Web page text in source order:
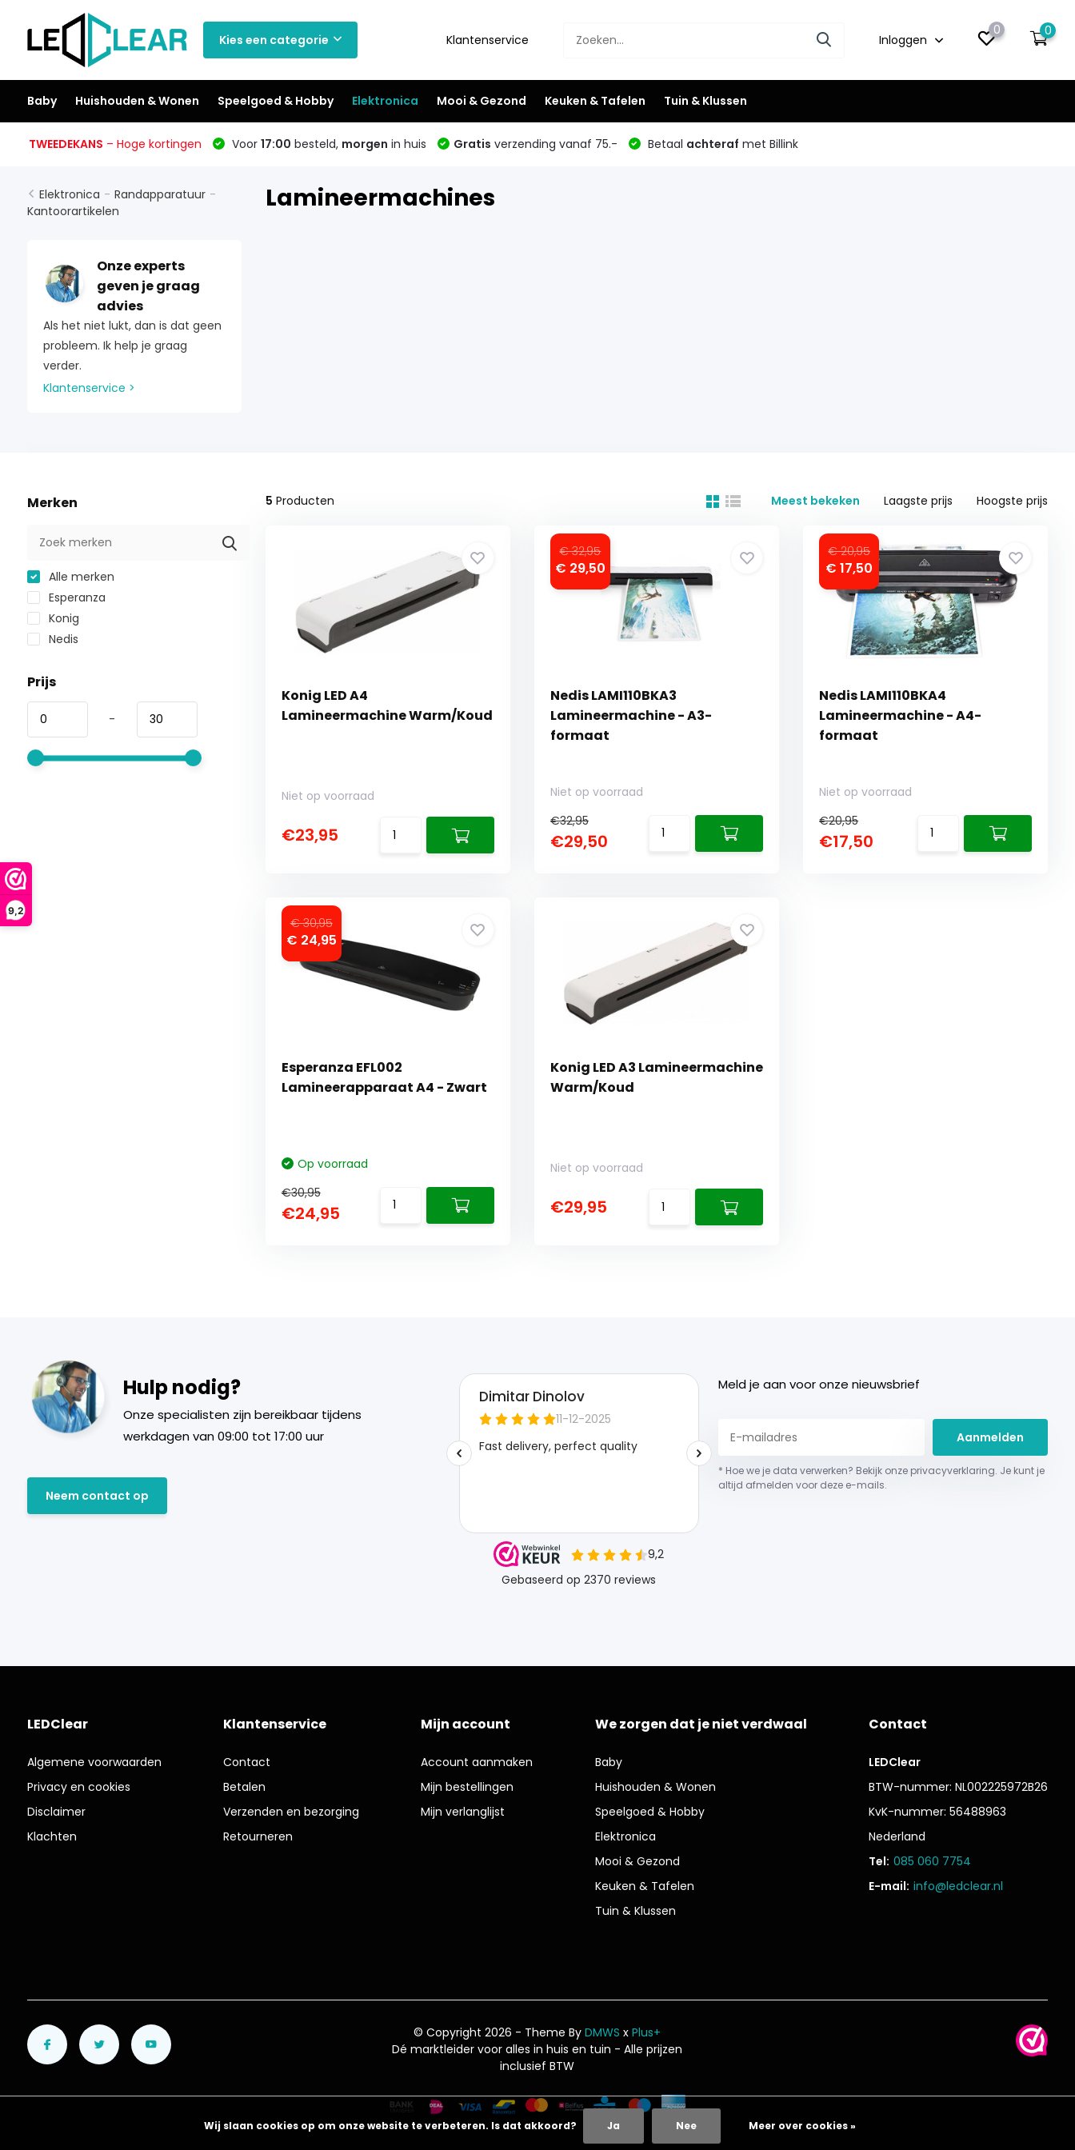
9,2
Kies een categorie Klantenservice Inloggen
0 0
Baby Huishouden & Wonen Speelgoed & Hobby Elektronica Mooi & Gezond Keuken & Tafelen Tuin & Klussen
TWEEDEKANS – Hoge kortingen Voor 17:00 besteld, morgen in huis Gratis verzending vanaf 75.- Betaal achteraf met Billink
Elektronica - Randapparatuur -
Kantoorartikelen
Onze experts
geven je graag
advies
Als het niet lukt, dan is dat geen
probleem. Ik help je graag
verder.
Klantenservice >
Lamineermachines
Merken
Alle merken
Esperanza
Konig
Nedis
Prijs
-
5 Producten Meest bekeken Laagste prijs Hoogste prijs
Konig LED A4
Lamineermachine Warm/Koud
Niet op voorraad
€23,95
€ 32,95
€ 29,50
Nedis LAMI110BKA3
Lamineermachine - A3-
formaat
Niet op voorraad
€32,95
€29,50
€ 20,95
€ 17,50
Nedis LAMI110BKA4
Lamineermachine - A4-
formaat
Niet op voorraad
€20,95
€17,50
€ 30,95
€ 24,95
Esperanza EFL002
Lamineerapparaat A4 - Zwart
Op voorraad
€30,95
€24,95
Konig LED A3 Lamineermachine
Warm/Koud
Niet op voorraad
€29,95
Hulp nodig?
Onze specialisten zijn bereikbaar tijdens
werkdagen van 09:00 tot 17:00 uur
Neem contact op
Meld je aan voor onze nieuwsbrief
Aanmelden
* Hoe we je data verwerken? Bekijk onze privacyverklaring. Je kunt je
altijd afmelden voor deze e-mails.
LEDClear
Algemene voorwaarden
Privacy en cookies
Disclaimer
Klachten
Klantenservice
Contact
Betalen
Verzenden en bezorging
Retourneren
Mijn account
Account aanmaken
Mijn bestellingen
Mijn verlanglijst
We zorgen dat je niet verdwaal
Baby
Huishouden & Wonen
Speelgoed & Hobby
Elektronica
Mooi & Gezond
Keuken & Tafelen
Tuin & Klussen
Contact
LEDClear
BTW-nummer: NL002225972B26
KvK-nummer: 56488963
Nederland
Tel: 085 060 7754
E-mail: info@ledclear.nl
© Copyright 2026 - Theme ByDMWS xPlus+
Dé marktleider voor alles in huis en tuin - Alle prijzen
inclusief BTW
Wij slaan cookies op om onze website te verbeteren. Is dat akkoord? Ja Nee Meer over cookies »